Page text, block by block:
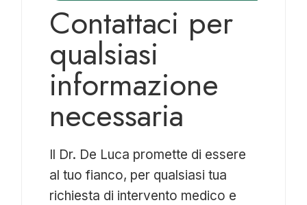
Contattaci per
qualsiasi
informazione
necessaria
Il Dr. De Luca promette di essere
al tuo fianco, per qualsiasi tua
richiesta di intervento medico e